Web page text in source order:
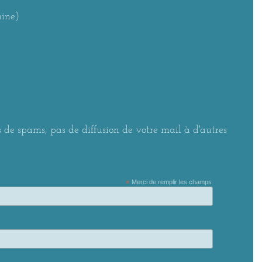
de spams, pas de diffusion de votre mail à d'autres
* Merci de remplir les champs